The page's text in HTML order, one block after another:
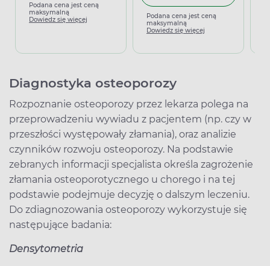
Podana cena jest ceną
maksymalną
Dowiedz się więcej
Podana cena jest ceną
maksymalną
Dowiedz się więcej
Diagnostyka osteoporozy
Rozpoznanie osteoporozy przez lekarza polega na
przeprowadzeniu wywiadu z pacjentem (np. czy w
przeszłości występowały złamania), oraz analizie
czynników rozwoju osteoporozy. Na podstawie
zebranych informacji specjalista określa zagrożenie
złamania osteoporotycznego u chorego i na tej
podstawie podejmuje decyzję o dalszym leczeniu.
Do zdiagnozowania osteoporozy wykorzystuje się
następujące badania:
Densytometria